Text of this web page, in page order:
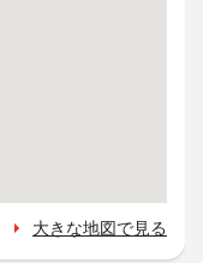
大きな地図で見る